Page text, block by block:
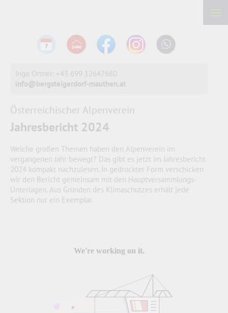
Ingo Ortner: +43 699 12647680
info@bergsteigerdorf-mauthen.at
Österreichischer Alpenverein
Jahresbericht 2024
Welche großen Themen haben den Alpenverein im
vergangenen Jahr bewegt? Das gibt es jetzt im Jahresbericht
2024 kompakt nachzulesen. In gedruckter Form verschicken
wir den Bericht gemeinsam mit den Hauptversammlungs-
Unterlagen. Aus Gründen des Klimaschutzes erhält jede
Sektion nur ein Exemplar.